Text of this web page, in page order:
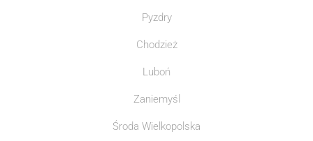
Pyzdry
Chodzież
Luboń
Zaniemyśl
Środa Wielkopolska